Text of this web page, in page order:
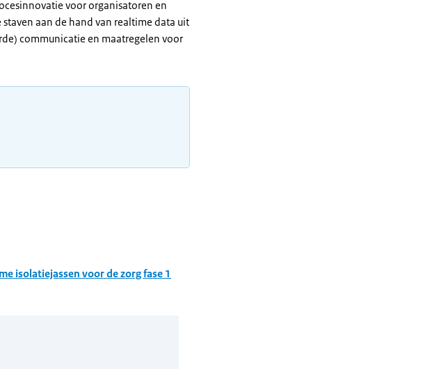
voor organisatoren en
aan de hand van realtime data uit
communicatie en maatregelen voor
isolatiejassen voor de zorg fase 1